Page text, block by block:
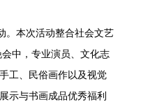
。本次活动整合社会文艺
中，专业演员、文化志
工、民俗画作以及视觉
示与书画成品优秀福利